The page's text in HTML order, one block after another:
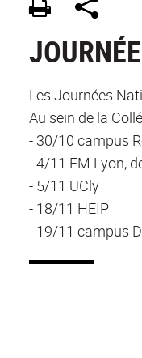
Les Journées
Au sein de la
- 30/10 campus
- 4/11 EM Lyon,
- 5/11 UCly
- 18/11 HEIP
- 19/11 campus